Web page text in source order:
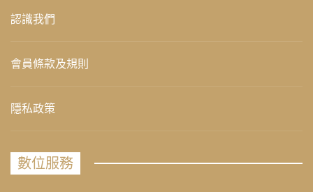
認識我們
會員條款及規則
隱私政策
數位服務